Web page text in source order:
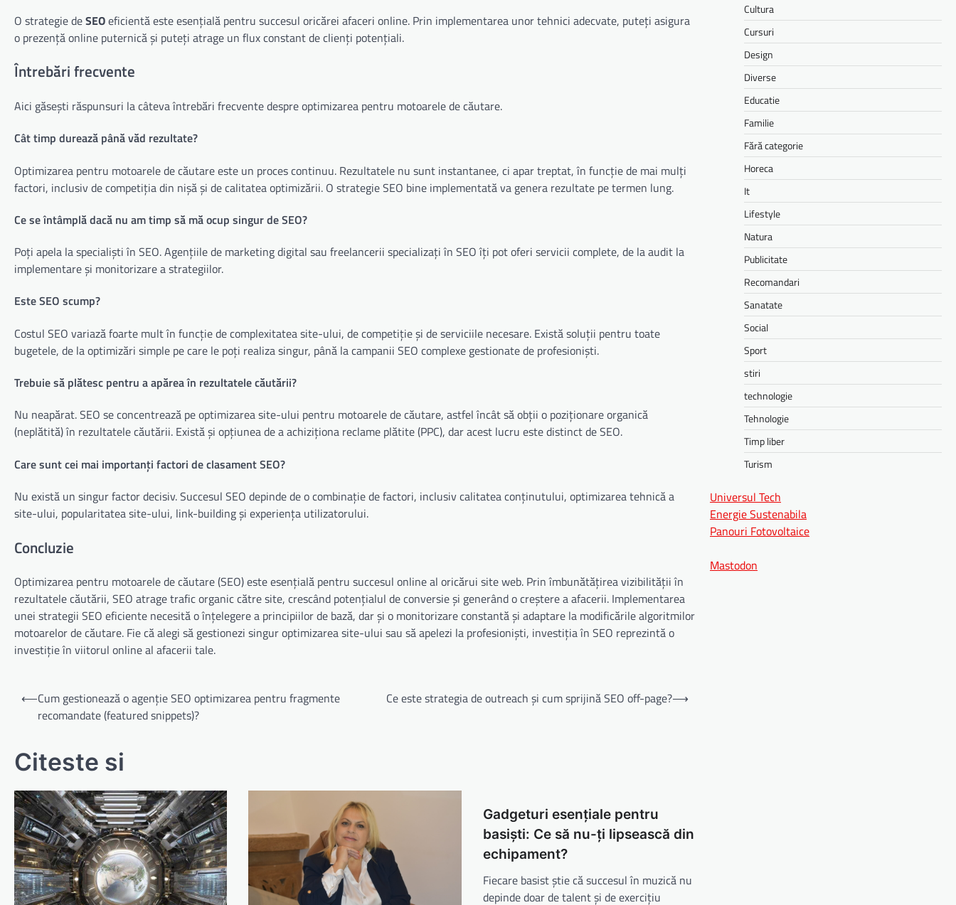
O strategie deSEOeficientă este esențială pentru succesul oricărei afaceri online. Prin implementarea unor tehnici adecvate, puteți asigura
o prezență online puternică și puteți atrage un flux constant de clienți potențiali.
Întrebări frecvente
Aici găsești răspunsuri la câteva întrebări frecvente despre optimizarea pentru motoarele de căutare.
Cât timp durează până văd rezultate?
Optimizarea pentru motoarele de căutare este un proces continuu. Rezultatele nu sunt instantanee, ci apar treptat, în funcție de mai mulți
factori, inclusiv de competiția din nișă și de calitatea optimizării. O strategie SEO bine implementată va genera rezultate pe termen lung.
Ce se întâmplă dacă nu am timp să mă ocup singur de SEO?
Poți apela la specialiști în SEO. Agențiile de marketing digital sau freelancerii specializați în SEO îți pot oferi servicii complete, de la audit la
implementare și monitorizare a strategiilor.
Este SEO scump?
Costul SEO variază foarte mult în funcție de complexitatea site-ului, de competiție și de serviciile necesare. Există soluții pentru toate
bugetele, de la optimizări simple pe care le poți realiza singur, până la campanii SEO complexe gestionate de profesioniști.
Trebuie să plătesc pentru a apărea în rezultatele căutării?
Nu neapărat. SEO se concentrează pe optimizarea site-ului pentru motoarele de căutare, astfel încât să obții o poziționare organică
(neplătită) în rezultatele căutării. Există și opțiunea de a achiziționa reclame plătite (PPC), dar acest lucru este distinct de SEO.
Care sunt cei mai importanți factori de clasament SEO?
Nu există un singur factor decisiv. Succesul SEO depinde de o combinație de factori, inclusiv calitatea conținutului, optimizarea tehnică a
site-ului, popularitatea site-ului, link-building și experiența utilizatorului.
Concluzie
Optimizarea pentru motoarele de căutare (SEO) este esențială pentru succesul online al oricărui site web. Prin îmbunătățirea vizibilității în
rezultatele căutării, SEO atrage trafic organic către site, crescând potențialul de conversie și generând o creștere a afacerii. Implementarea
unei strategii SEO eficiente necesită o înțelegere a principiilor de bază, dar și o monitorizare constantă și adaptare la modificările algoritmilor
motoarelor de căutare. Fie că alegi să gestionezi singur optimizarea site-ului sau să apelezi la profesioniști, investiția în SEO reprezintă o
investiție în viitorul online al afacerii tale.
Navigare
⟵Cum gestionează o agenție SEO optimizarea pentru fragmente
recomandate (featured snippets)?
Ce este strategia de outreach și cum sprijină SEO off-page?⟶
Citeste si
Gadgeturi esențiale pentru
basiști: Ce să nu-ți lipsească din
echipament?
Fiecare basist știe că succesul în muzică nu
depinde doar de talent și de exercițiu
Cultura
Cursuri
Design
Diverse
Educatie
Familie
Fără categorie
Horeca
It
Lifestyle
Natura
Publicitate
Recomandari
Sanatate
Social
Sport
stiri
technologie
Tehnologie
Timp liber
Turism
Universul Tech
Energie Sustenabila
Panouri Fotovoltaice
Mastodon